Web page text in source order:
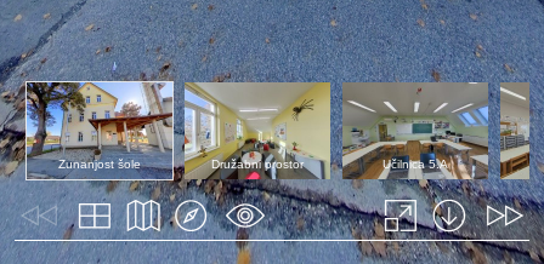
Zunanjost šole Družabni prostor Učilnica 5.A